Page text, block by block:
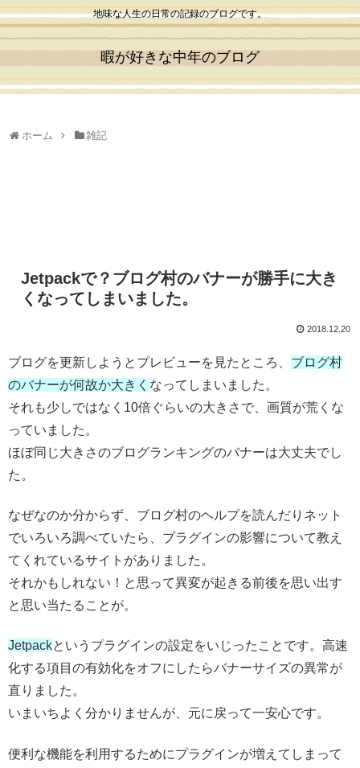
地味な人生の日常の記録のブログです。
暇が好きな中年のブログ
ホーム 雑記
Jetpackで？ブログ村のバナーが勝手に大き
くなってしまいました。
2018.12.20
ブログを更新しようとプレビューを見たところ、 ブログ村
のバナーが何故か大きく なってしまいました。
それも少しではなく10倍ぐらいの大きさで、画質が荒くな
っていました。
ほぼ同じ大きさのブログランキングのバナーは大丈夫でし
た。
なぜなのか分からず、ブログ村のヘルプを読んだりネット
でいろいろ調べていたら、プラグインの影響について教え
てくれているサイトがありました。
それかもしれない！と思って異変が起きる前後を思い出す
と思い当たることが。
Jetpackというプラグインの設定をいじったことです。高速
化する項目の有効化をオフにしたらバナーサイズの異常が
直りました。
いまいちよく分かりませんが、元に戻って一安心です。
便利な機能を利用するためにプラグインが増えてしまって